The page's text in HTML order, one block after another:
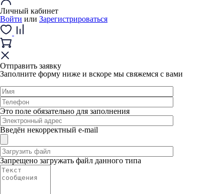
Личный кабинет
Войти или Зарегистрироваться
Отправить заявку
Заполните форму ниже и вскоре мы свяжемся с вами
Это поле обязательно для заполнения
Введён некорректный e-mail
Запрещено загружать файл данного типа